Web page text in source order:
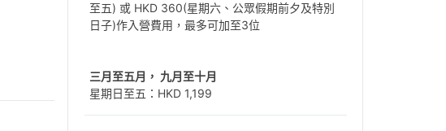
至五) 或 HKD 360(星期六、公眾假期前夕及特別
日子)作入營費用，最多可加至3位
三月至五月， 九月至十月
星期日至五：HKD 1,199